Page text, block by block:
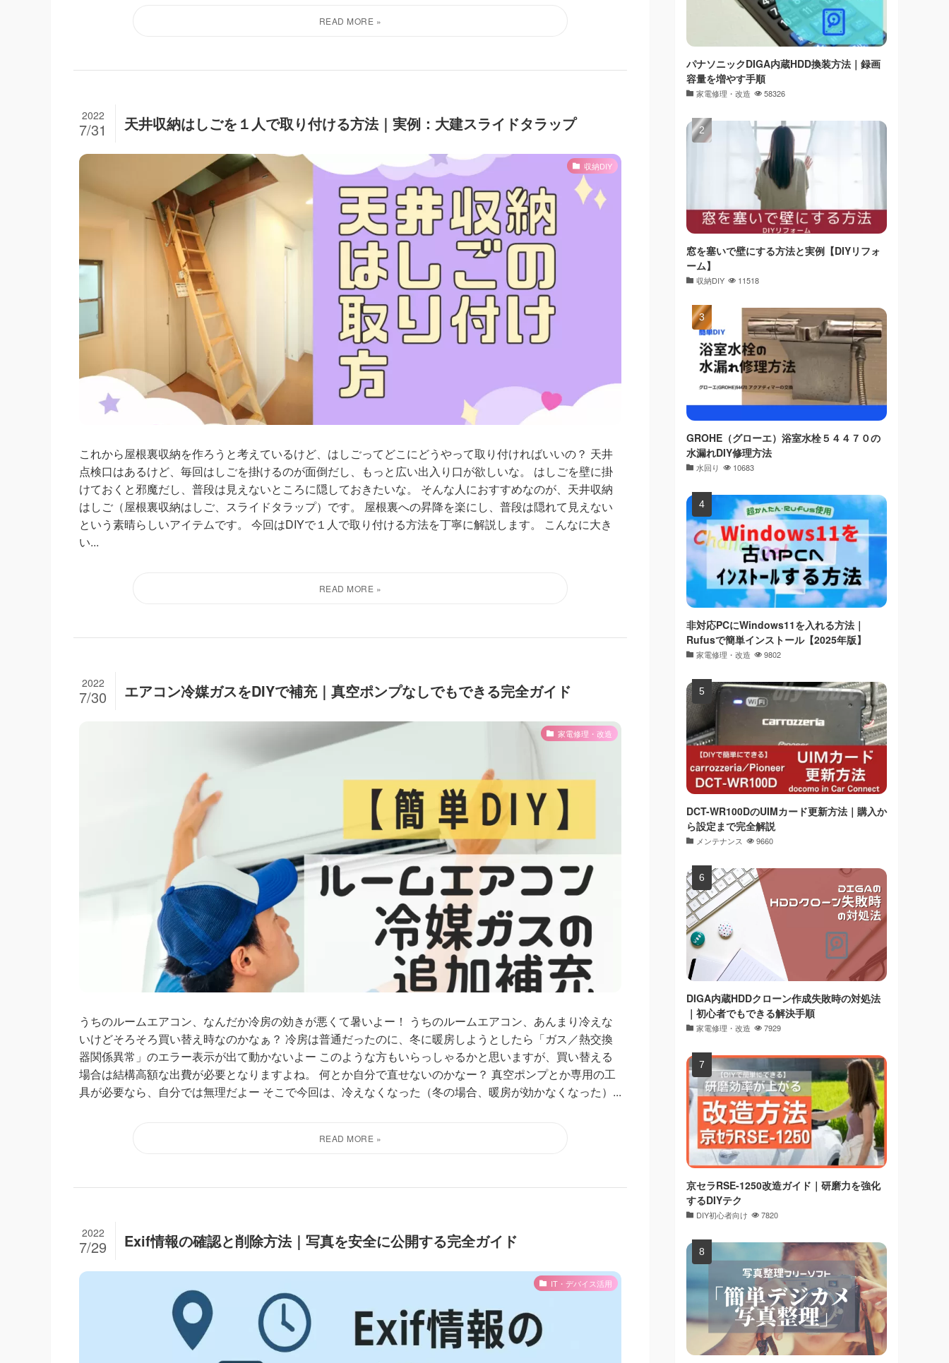
天井収納はしごを１人で取り付ける方法｜実例：大建スライドタラップ
2022
7/31
収納DIY
これから屋根裏収納を作ろうと考えているけど、はしごってどこにどうやって取り付ければいいの？ 天井
点検口はあるけど、毎回はしごを掛けるのが面倒だし、もっと広い出入り口が欲しいな。 はしごを壁に掛
けておくと邪魔だし、普段は見えないところに隠しておきたいな。 そんな人におすすめなのが、天井収納
はしご（屋根裏収納はしご、スライドタラップ）です。 屋根裏への昇降を楽にし、普段は隠れて見えない
という素晴らしいアイテムです。 今回はDIYで１人で取り付ける方法を丁寧に解説します。 こんなに大き
い...
エアコン冷媒ガスをDIYで補充｜真空ポンプなしでもできる完全ガイド
2022
7/30
家電修理・改造
うちのルームエアコン、なんだか冷房の効きが悪くて暑いよー！ うちのルームエアコン、あんまり冷えな
いけどそろそろ買い替え時なのかなぁ？ 冷房は普通だったのに、冬に暖房しようとしたら「ガス／熱交換
器関係異常」のエラー表示が出て動かないよー このような方もいらっしゃるかと思いますが、買い替える
場合は結構高額な出費が必要となりますよね。 何とか自分で直せないのかなー？ 真空ポンプとか専用の工
具が必要なら、自分では無理だよー そこで今回は、冷えなくなった（冬の場合、暖房が効かなくなった）...
Exif情報の確認と削除方法｜写真を安全に公開する完全ガイド
2022
7/29
IT・デバイス活用
パナソニックDIGA内蔵HDD換装方法｜録画
容量を増やす手順
家電修理・改造 58326
窓を塞いで壁にする方法と実例【DIYリフォ
ーム】
収納DIY 11518
GROHE（グローエ）浴室水栓５４４７０の
水漏れDIY修理方法
水回り 10683
非対応PCにWindows11を入れる方法｜
Rufusで簡単インストール【2025年版】
家電修理・改造 9802
DCT-WR100DのUIMカード更新方法｜購入か
ら設定まで完全解説
メンテナンス 9660
DIGA内蔵HDDクローン作成失敗時の対処法
｜初心者でもできる解決手順
家電修理・改造 7929
京セラRSE-1250改造ガイド｜研磨力を強化
するDIYテク
DIY初心者向け 7820